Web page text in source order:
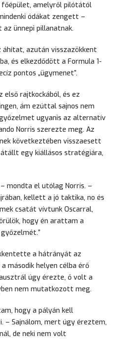
amelyről pilótától
ódákat zengett –
ünnepi pillanatnak.
azután visszazökkent
és elkezdődött a Formula 1-
pontos „ügymenet”.
rajtkockából, és ez
ám ezúttal sajnos nem
ugyanis az alternatív
Norris szerezte meg. Az
következtében visszaesett
egy kiállásos stratégiára,
mondta el utólag Norris. –
kellett a jó taktika, no és
csatát vívtunk Oscarral,
hogy én arattam a
a hátrányát az
második helyen célba érő
úgy érezte, ő volt a
nem mutatkozott meg.
hogy a pályán kell
– Sajnálom, mert úgy éreztem,
de neki nem volt